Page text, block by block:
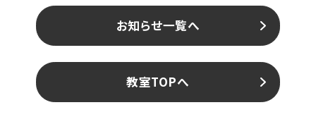
お知らせ一覧へ
教室TOPへ